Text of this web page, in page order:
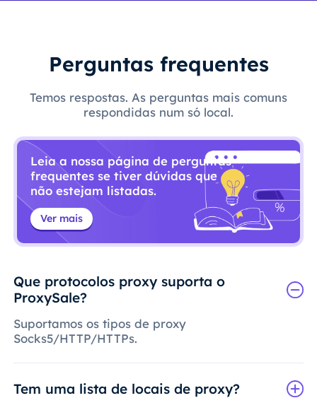
Perguntas frequentes
Temos respostas. As perguntas mais comuns
respondidas num só local.
Leia a nossa página de perguntas
frequentes se tiver dúvidas que
não estejam listadas.
Ver mais
Que protocolos proxy suporta o
ProxySale?
Suportamos os tipos de proxy
Socks5/HTTP/HTTPs.
Tem uma lista de locais de proxy?